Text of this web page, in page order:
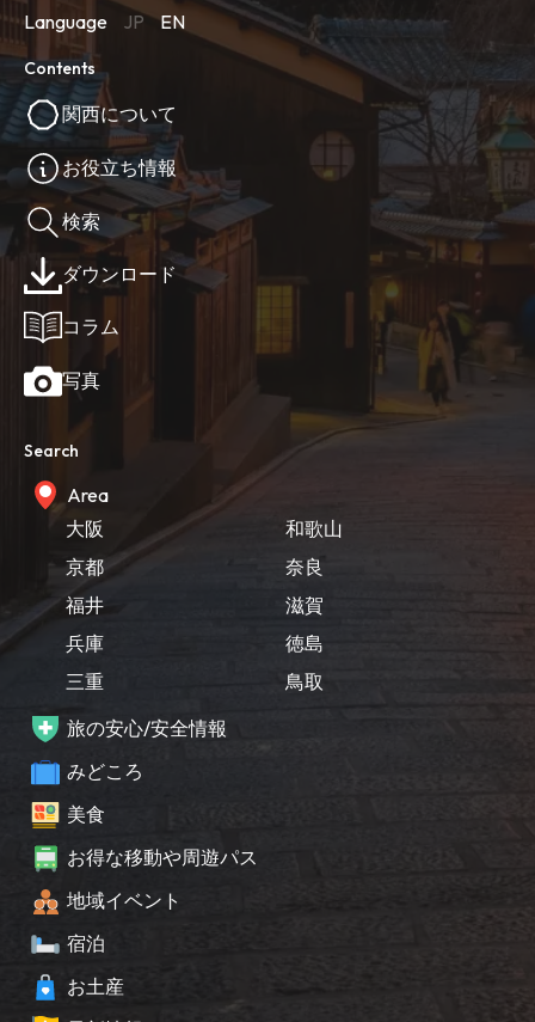
Language JP EN
Contents
関西について
お役立ち情報
検索
ダウンロード
コラム
写真
Search
Area
大阪
京都
福井
兵庫
三重
和歌山
奈良
滋賀
徳島
鳥取
旅の安心/安全情報
みどころ
美食
お得な移動や周遊パス
地域イベント
宿泊
お土産